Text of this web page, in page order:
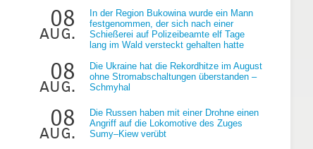
08
aug.
In der Region Bukowina wurde ein Mann
festgenommen, der sich nach einer
Schießerei auf Polizeibeamte elf Tage
lang im Wald versteckt gehalten hatte
08
aug.
Die Ukraine hat die Rekordhitze im August
ohne Stromabschaltungen überstanden –
Schmyhal
08
aug.
Die Russen haben mit einer Drohne einen
Angriff auf die Lokomotive des Zuges
Sumy–Kiew verübt